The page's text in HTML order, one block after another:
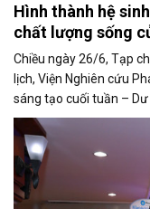
Hình thành hệ
chất lượng sống
Chiều ngày 26/6, Tạp
lịch, Viện Nghiên cứu
sáng tạo cuối tuần –
cáo năng lực phát triển
trọng giới thiệu phát
Sở Văn hoá - Thể thao